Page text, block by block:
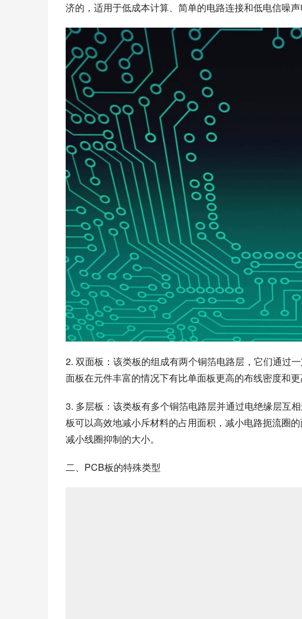
济的，适用于低成本计算、简单的电路连接和低电信噪声
2. 双面板：该类板的组成有两个铜箔电路层，它们通过
面板在元件丰富的情况下有比单面板更高的布线密度和更
3. 多层板：该类板有多个铜箔电路层并通过电绝缘层互
板可以高效地减小斥材料的占用面积，减小电路扼流圈
减小线圈抑制的大小。
二、PCB板的特殊类型